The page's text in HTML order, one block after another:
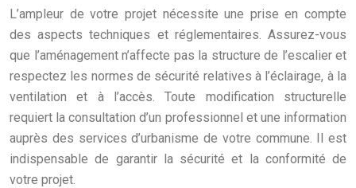
L’ampleur de votre projet nécessite une prise en compte
des aspects techniques et réglementaires. Assurez-vous
que l’aménagement n’affecte pas la structure de l’escalier et
respectez les normes de sécurité relatives à l’éclairage, à la
ventilation et à l’accès. Toute modification structurelle
requiert la consultation d’un professionnel et une information
auprès des services d’urbanisme de votre commune. Il est
indispensable de garantir la sécurité et la conformité de
votre projet.